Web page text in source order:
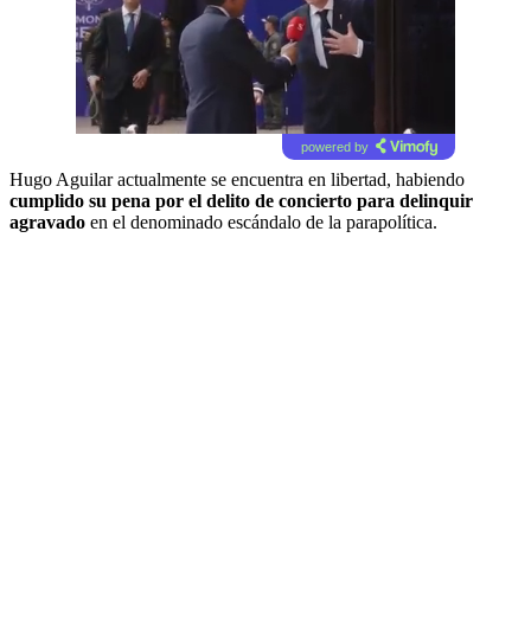
powered by
Hugo Aguilar actualmente se encuentra en libertad, habiendo
cumplido su pena por el delito de concierto para delinquir
agravado en el denominado escándalo de la parapolítica.